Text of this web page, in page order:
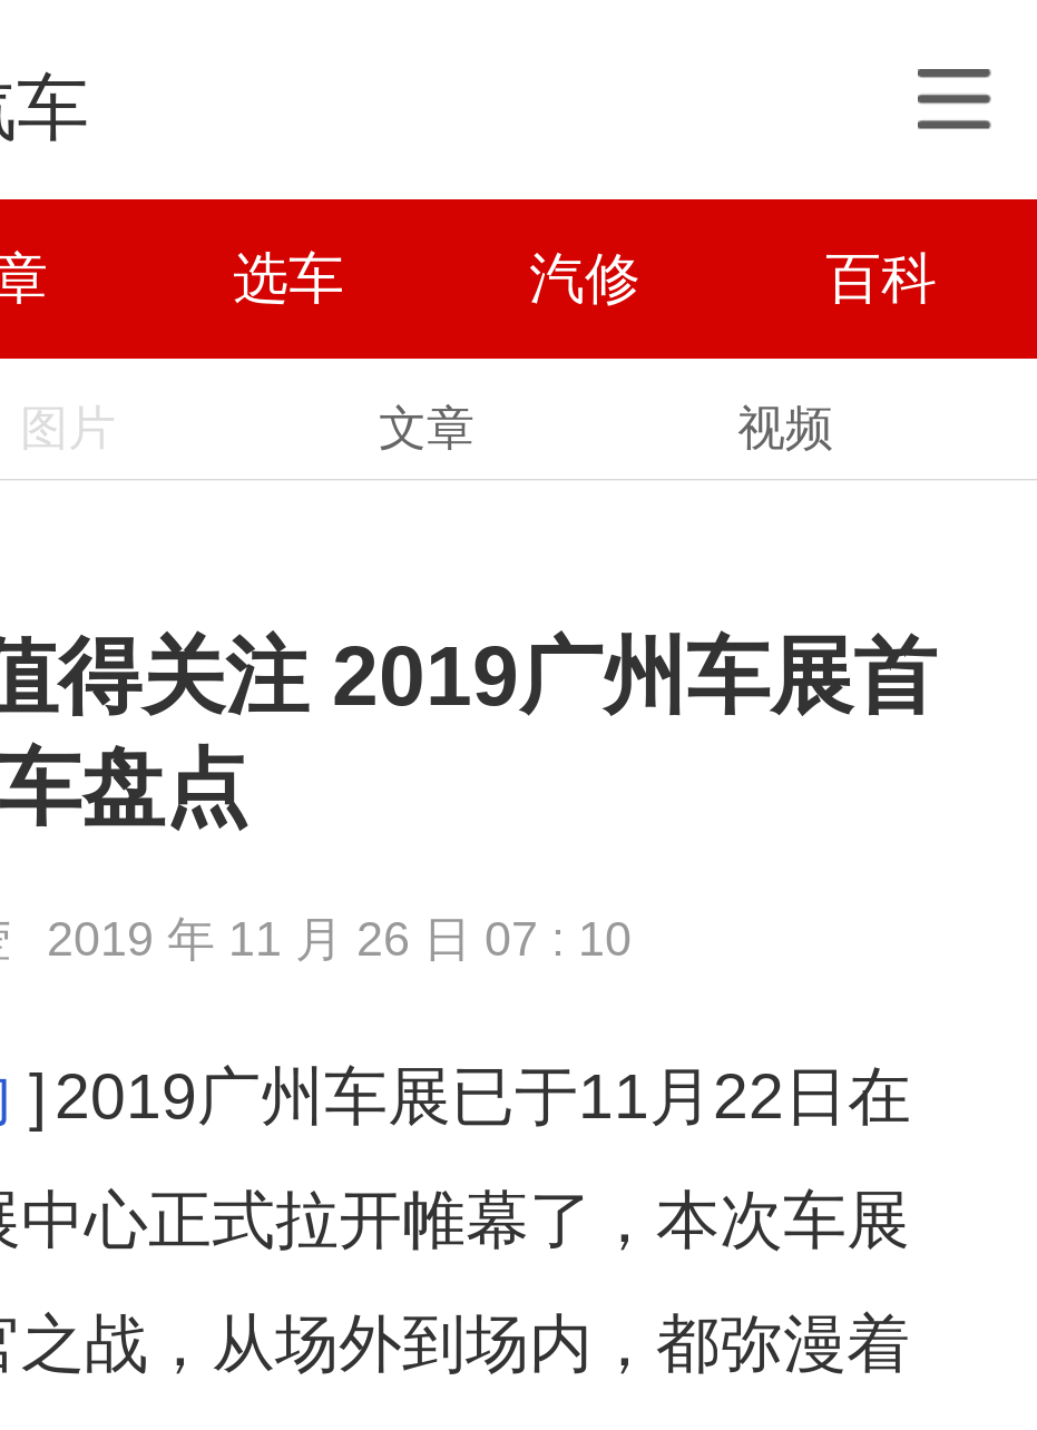
选车 汽修 百科
图片 文章 视频
得关注 2019广州车展首
盘点
2019 年 11 月 26 日 07 : 10
] 2019广州车展已于11月22日在
中心正式拉开帷幕了，本次车展
战，从场外到场内，都弥漫着